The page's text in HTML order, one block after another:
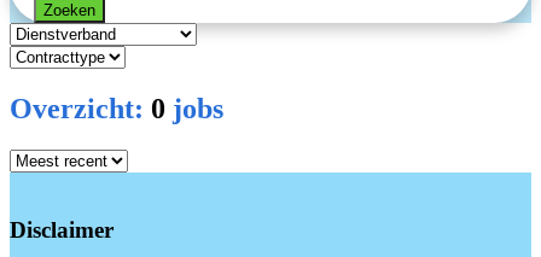
Zoeken
Overzicht: 0 jobs
Disclaimer